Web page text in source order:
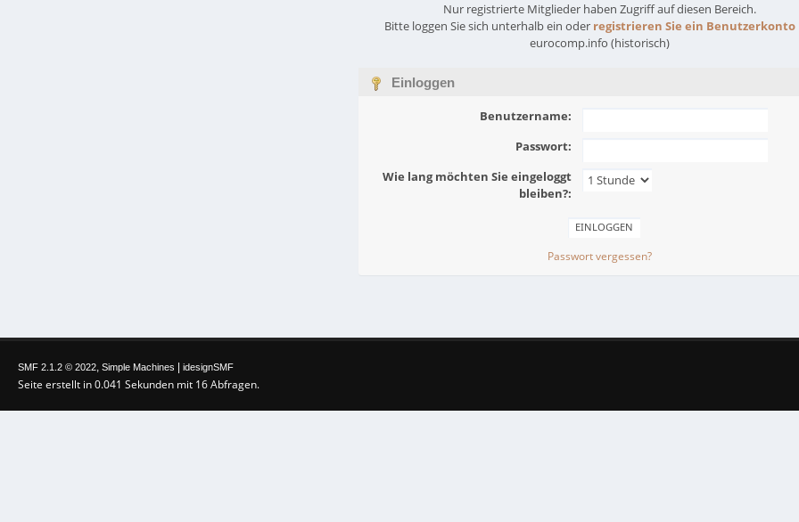
Nur registrierte Mitglieder haben Zugriff auf diesen Bereich.
Bitte loggen Sie sich unterhalb ein oder registrieren Sie ein Benutzerkonto
eurocomp.info (historisch)
Einloggen
Benutzername:
Passwort:
Wie lang möchten Sie eingeloggt
bleiben?:
Passwort vergessen?
SMF 2.1.2 © 2022 Simple Machines | idesignSMF
Seite erstellt in 0.041 Sekunden mit 16 Abfragen.